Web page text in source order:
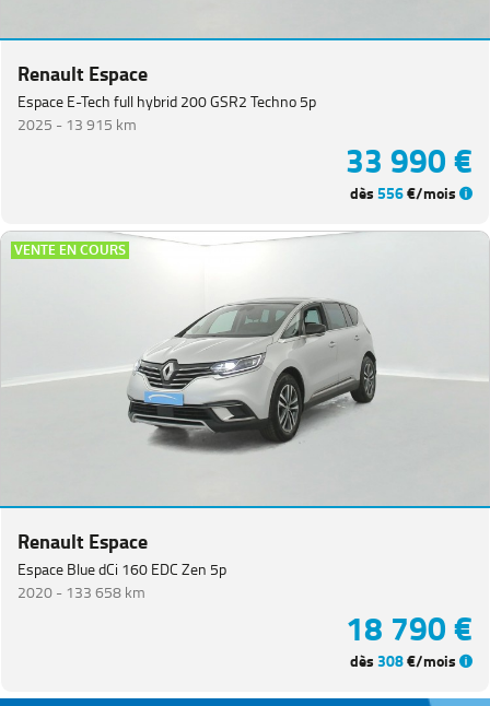
Renault Espace
Espace E-Tech full hybrid 200 GSR2 Techno 5p
2025 - 13 915 km
33 990 €
dès556€/mois
VENTE EN COURS
Renault Espace
Espace Blue dCi 160 EDC Zen 5p
2020 - 133 658 km
18 790 €
dès308€/mois